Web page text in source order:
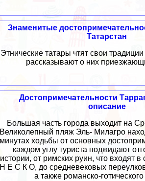
Знаменитые
Татарстан
Этнические татары чтят свои
рассказывают о них
Достопримечательности
описание
Большая часть города выходит на
Великолепный пляж Эль- Милагро
минутах ходьбы от основных
каждом углу туриста поджидают
истории, от римских руин, что входят
Н Е С К О, до средневековых
а также романско-